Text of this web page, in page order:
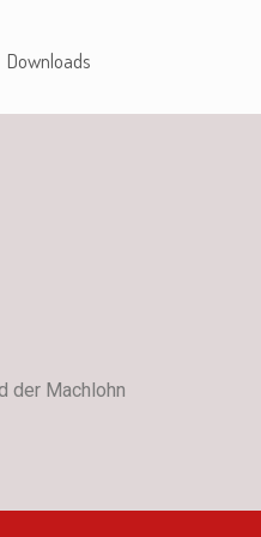
Downloads
der Machlohn